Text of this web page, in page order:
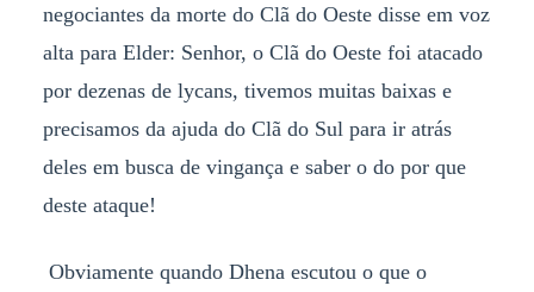
negociantes da morte do Clã do Oeste disse em voz
alta para Elder: Senhor, o Clã do Oeste foi atacado
por dezenas de lycans, tivemos muitas baixas e
precisamos da ajuda do Clã do Sul para ir atrás
deles em busca de vingança e saber o do por que
deste ataque!
Obviamente quando Dhena escutou o que o